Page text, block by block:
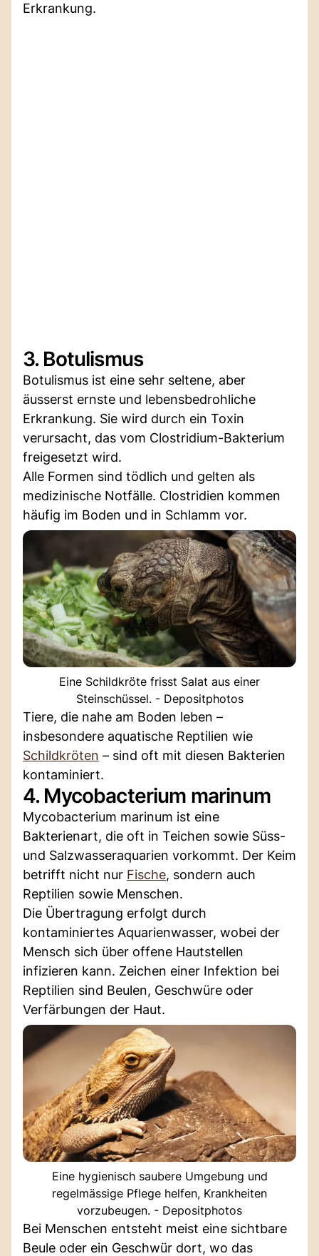
Erkrankung.
3. Botulismus
Botulismus ist eine sehr seltene, aber
äusserst ernste und lebensbedrohliche
Erkrankung. Sie wird durch ein Toxin
verursacht, das vom Clostridium-Bakterium
freigesetzt wird.
Alle Formen sind tödlich und gelten als
medizinische Notfälle. Clostridien kommen
häufig im Boden und in Schlamm vor.
Eine Schildkröte frisst Salat aus einer
Steinschüssel. - Depositphotos
Tiere, die nahe am Boden leben –
insbesondere aquatische Reptilien wie
Schildkröten – sind oft mit diesen Bakterien
kontaminiert.
4. Mycobacterium marinum
Mycobacterium marinum ist eine
Bakterienart, die oft in Teichen sowie Süss-
und Salzwasseraquarien vorkommt. Der Keim
betrifft nicht nur Fische, sondern auch
Reptilien sowie Menschen.
Die Übertragung erfolgt durch
kontaminiertes Aquarienwasser, wobei der
Mensch sich über offene Hautstellen
infizieren kann. Zeichen einer Infektion bei
Reptilien sind Beulen, Geschwüre oder
Verfärbungen der Haut.
Eine hygienisch saubere Umgebung und
regelmässige Pflege helfen, Krankheiten
vorzubeugen. - Depositphotos
Bei Menschen entsteht meist eine sichtbare
Beule oder ein Geschwür dort, wo das